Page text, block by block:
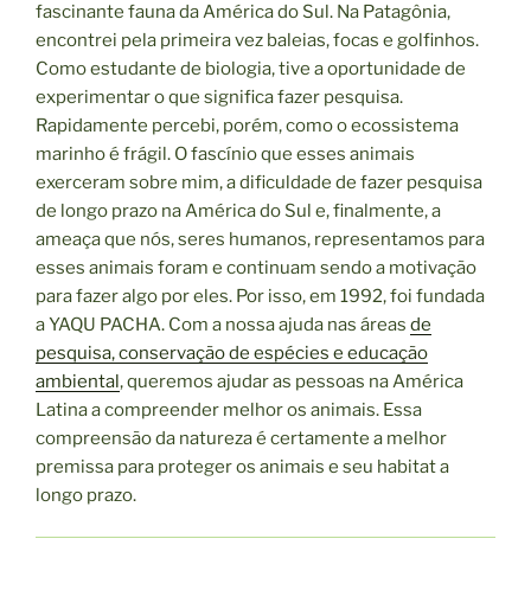
fascinante fauna da América do Sul. Na Patagônia,
encontrei pela primeira vez baleias, focas e golfinhos.
Como estudante de biologia, tive a oportunidade de
experimentar o que significa fazer pesquisa.
Rapidamente percebi, porém, como o ecossistema
marinho é frágil. O fascínio que esses animais
exerceram sobre mim, a dificuldade de fazer pesquisa
de longo prazo na América do Sul e, finalmente, a
ameaça que nós, seres humanos, representamos para
esses animais foram e continuam sendo a motivação
para fazer algo por eles. Por isso, em 1992, foi fundada
a YAQU PACHA. Com a nossa ajuda nas áreas de
pesquisa, conservação de espécies e educação
ambiental, queremos ajudar as pessoas na América
Latina a compreender melhor os animais. Essa
compreensão da natureza é certamente a melhor
premissa para proteger os animais e seu habitat a
longo prazo.